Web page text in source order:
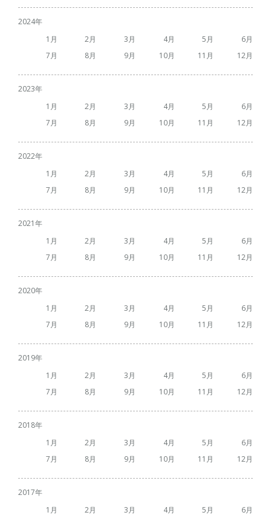
2024
1
2 3 4 5
6
7
8 9 10 11 12
2023
1
2 3 4 5
6
7
8 9 10 11 12
2022
1
2 3 4 5
6
7
8 9 10 11 12
2021
1
2 3 4 5
6
7
8 9 10 11 12
2020
1
2 3 4 5
6
7
8 9 10 11 12
2019
1
2 3 4 5
6
7
8 9 10 11 12
2018
1
2 3 4 5
6
7
8 9 10 11 12
2017
1
2 3 4 5 6